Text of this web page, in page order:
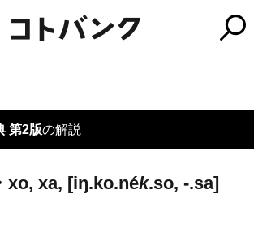
第2版の解説
xo, xa, [iŋ.ko.nék.so, -.sa]